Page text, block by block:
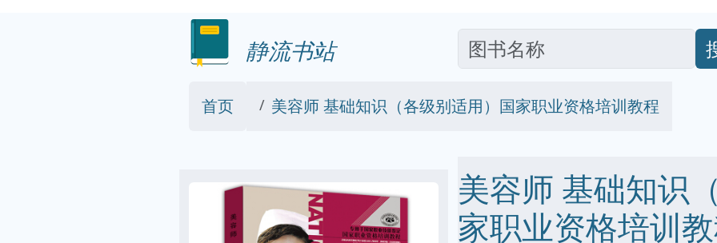
静流书站
首页 美容师 基础知识（各级别适用）国家职业资格培训教程
美容师 基础知识
家职业资格培训